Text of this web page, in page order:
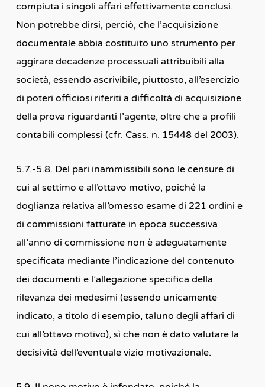
compiuta i singoli affari effettivamente conclusi.
Non potrebbe dirsi, perciò, che l’acquisizione
documentale abbia costituito uno strumento per
aggirare decadenze processuali attribuibili alla
società, essendo ascrivibile, piuttosto, all’esercizio
di poteri officiosi riferiti a difficoltà di acquisizione
della prova riguardanti l’agente, oltre che a profili
contabili complessi (cfr. Cass. n. 15448 del 2003).
5.7.-5.8. Del pari inammissibili sono le censure di
cui al settimo e all’ottavo motivo, poiché la
doglianza relativa all’omesso esame di 221 ordini e
di commissioni fatturate in epoca successiva
all’anno di commissione non è adeguatamente
specificata mediante l’indicazione del contenuto
dei documenti e l’allegazione specifica della
rilevanza dei medesimi (essendo unicamente
indicato, a titolo di esempio, taluno degli affari di
cui all’ottavo motivo), sì che non è dato valutare la
decisività dell’eventuale vizio motivazionale.